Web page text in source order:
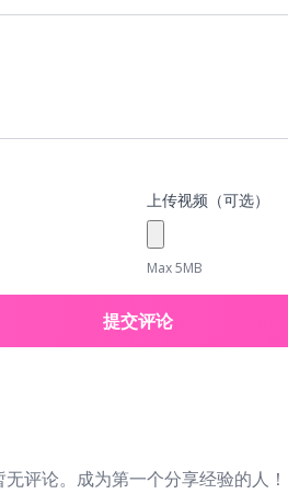
上传视频（可选）
Max 5MB
提交评论
无评论。成为第一个分享经验的人！